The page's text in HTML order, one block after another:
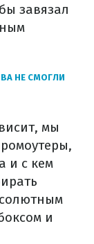
завязал
НЕ СМОГЛИ
мы
и с кем
и